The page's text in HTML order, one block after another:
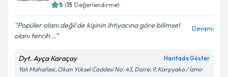
5 (15 Değerlendirme)
Popüler olanı değil de kişinin ihtiyacına göre bilimsel
olanı tercih...
Devamı
Dyt. Ayça Karaçay Haritada Göster
Yalı Mahallesi, Okan Yüksel Caddesi No: 43, Daire: 9, Karşıyaka / İzmir